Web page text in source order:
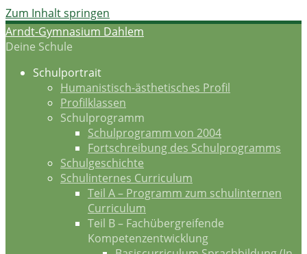
Zum Inhalt springen
Arndt-Gymnasium Dahlem
Deine Schule
Schulportrait
Humanistisch-ästhetisches Profil
Profilklassen
Schulprogramm
Schulprogramm von 2004
Fortschreibung des Schulprogramms
Schulgeschichte
Schulinternes Curriculum
Teil A – Programm zum schulinternen
Curriculum
Teil B – Fachübergreifende
Kompetenzentwicklung